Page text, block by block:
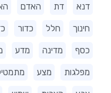
דנא דת האדם
חינוך חלל כדור
כסף מדינה מדע
מפלגות מצע